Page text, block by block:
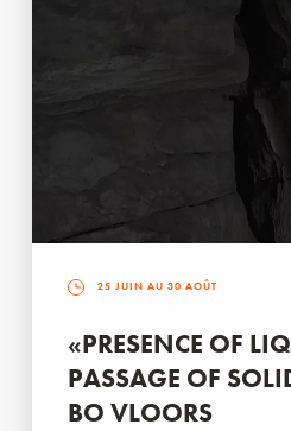
25 JUIN AU 30 AOÛT
«PRESENCE OF
PASSAGE OF
BO VLOORS